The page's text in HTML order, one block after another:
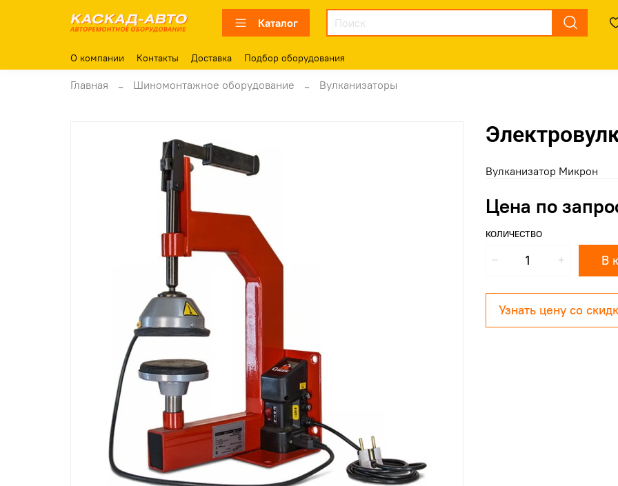
Каталог
О компании Контакты Доставка Подбор оборудования
Главная Шиномонтажное оборудование Вулканизаторы
Цена по
КОЛИЧЕСТВО
В
Узнать цену со
Вулканизатор Микрон